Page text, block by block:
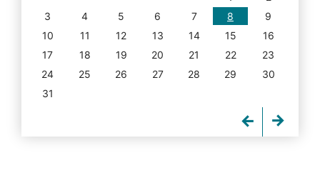
3
4 5 6 7 8
9
10
11 12 13 14 15
16
17
18 19 20 21 22
23
24
25 26 27 28 29
30
31